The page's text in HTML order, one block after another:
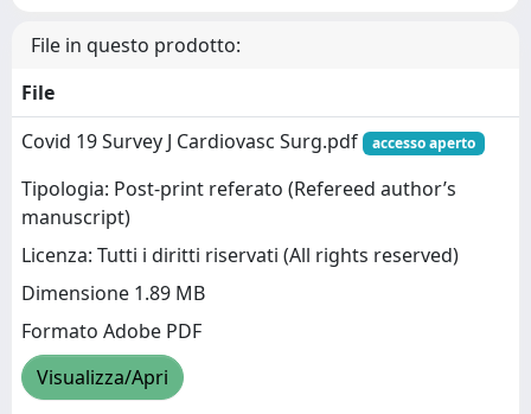
File in questo prodotto:
File
Covid 19 Survey J Cardiovasc Surg.pdf
accesso aperto
Tipologia: Post-print referato (Refereed author’s
manuscript)
Licenza: Tutti i diritti riservati (All rights reserved)
Dimensione 1.89 MB
Formato Adobe PDF
Visualizza/Apri